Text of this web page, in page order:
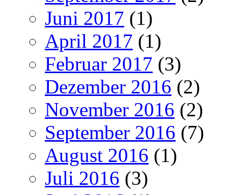
Juni 2017 (1)
April 2017 (1)
Februar 2017 (3)
Dezember 2016 (2)
November 2016 (2)
September 2016 (7)
August 2016 (1)
Juli 2016 (3)